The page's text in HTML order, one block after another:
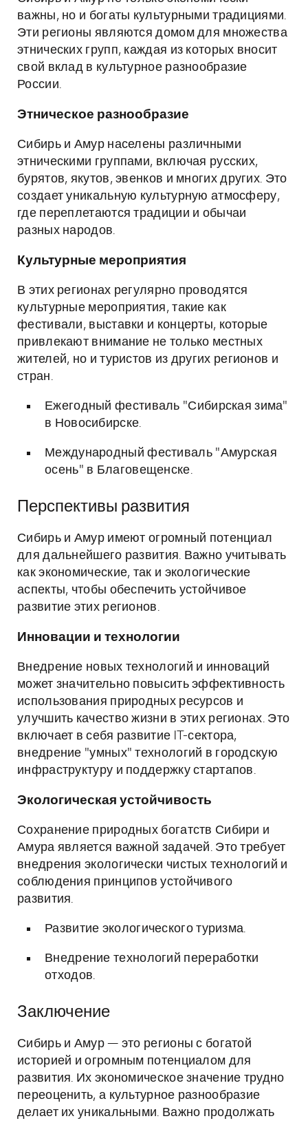
важны, но и богаты культурными традициями.
Эти регионы являются домом для множества
этнических групп, каждая из которых вносит
свой вклад в культурное разнообразие
России.
Этническое разнообразие
Сибирь и Амур населены различными
этническими группами, включая русских,
бурятов, якутов, эвенков и многих других. Это
создает уникальную культурную атмосферу,
где переплетаются традиции и обычаи
разных народов.
Культурные мероприятия
В этих регионах регулярно проводятся
культурные мероприятия, такие как
фестивали, выставки и концерты, которые
привлекают внимание не только местных
жителей, но и туристов из других регионов и
стран.
Ежегодный фестиваль "Сибирская зима"
в Новосибирске.
Международный фестиваль "Амурская
осень" в Благовещенске.
Перспективы развития
Сибирь и Амур имеют огромный потенциал
для дальнейшего развития. Важно учитывать
как экономические, так и экологические
аспекты, чтобы обеспечить устойчивое
развитие этих регионов.
Инновации и технологии
Внедрение новых технологий и инноваций
может значительно повысить эффективность
использования природных ресурсов и
улучшить качество жизни в этих регионах. Это
включает в себя развитие IT-сектора,
внедрение "умных" технологий в городскую
инфраструктуру и поддержку стартапов.
Экологическая устойчивость
Сохранение природных богатств Сибири и
Амура является важной задачей. Это требует
внедрения экологически чистых технологий и
соблюдения принципов устойчивого
развития.
Развитие экологического туризма.
Внедрение технологий переработки
отходов.
Заключение
Сибирь и Амур — это регионы с богатой
историей и огромным потенциалом для
развития. Их экономическое значение трудно
переоценить, а культурное разнообразие
делает их уникальными. Важно продолжать